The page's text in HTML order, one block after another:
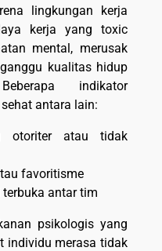
lingkungan kerja
kerja yang toxic
mental, merusak
kualitas hidup
indikator
antara lain:
otoriter atau tidak
favoritisme
antar tim
psikologis yang
individu merasa tidak